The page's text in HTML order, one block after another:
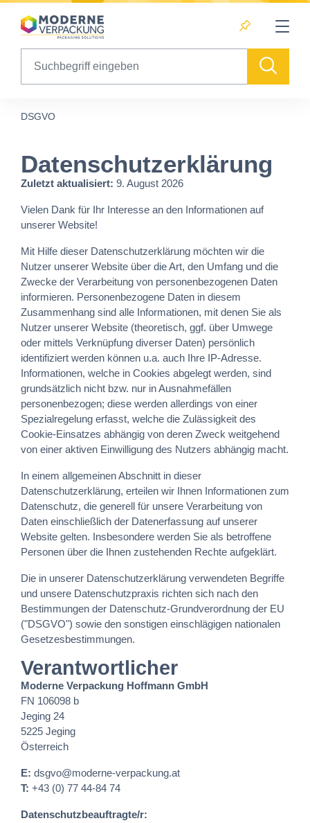
Table Of Content
DSGVO
Datenschutzerklärung
Zuletzt aktualisiert: 9. August 2026
Vielen Dank für Ihr Interesse an den Informationen auf
unserer Website!
Mit Hilfe dieser Datenschutzerklärung möchten wir die
Nutzer unserer Website über die Art, den Umfang und die
Zwecke der Verarbeitung von personenbezogenen Daten
informieren. Personenbezogene Daten in diesem
Zusammenhang sind alle Informationen, mit denen Sie als
Nutzer unserer Website (theoretisch, ggf. über Umwege
oder mittels Verknüpfung diverser Daten) persönlich
identifiziert werden können u.a. auch Ihre IP-Adresse.
Informationen, welche in Cookies abgelegt werden, sind
grundsätzlich nicht bzw. nur in Ausnahmefällen
personenbezogen; diese werden allerdings von einer
Spezialregelung erfasst, welche die Zulässigkeit des
Cookie-Einsatzes abhängig von deren Zweck weitgehend
von einer aktiven Einwilligung des Nutzers abhängig macht.
In einem allgemeinen Abschnitt in dieser
Datenschutzerklärung, erteilen wir Ihnen Informationen zum
Datenschutz, die generell für unsere Verarbeitung von
Daten einschließlich der Datenerfassung auf unserer
Website gelten. Insbesondere werden Sie als betroffene
Personen über die Ihnen zustehenden Rechte aufgeklärt.
Die in unserer Datenschutzerklärung verwendeten Begriffe
und unsere Datenschutzpraxis richten sich nach den
Bestimmungen der Datenschutz-Grundverordnung der EU
("DSGVO") sowie den sonstigen einschlägigen nationalen
Gesetzesbestimmungen.
Verantwortlicher
Moderne Verpackung Hoffmann GmbH
FN 106098 b
Jeging 24
5225 Jeging
Österreich
E: dsgvo@moderne-verpackung.at
T: +43 (0) 77 44-84 74
Datenschutzbeauftragte/r: